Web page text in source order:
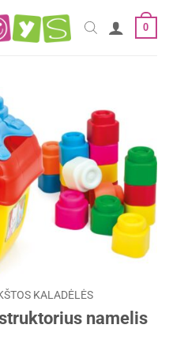
0
KALADĖLĖS
namelis